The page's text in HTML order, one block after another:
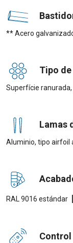
** Acero
Tipo de
Superfície
Lamas
Aluminio, tipo airfoil
RAL 9016 estándar |
Control